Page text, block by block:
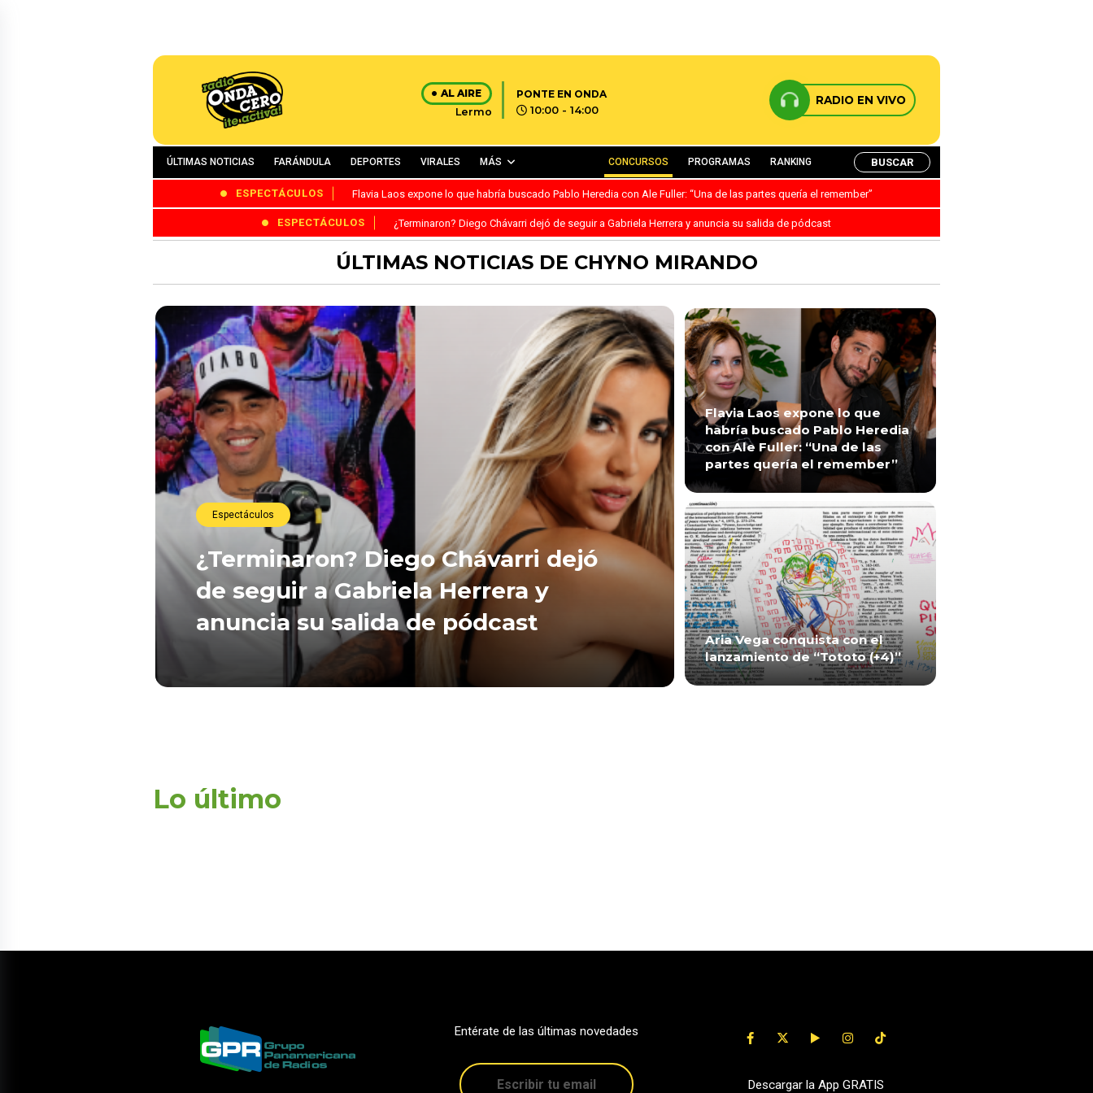
AL AIRE
Lermo
PONTE EN ONDA
10:00 - 14:00
RADIO EN VIVO
ÚLTIMAS NOTICIAS FARÁNDULA DEPORTES VIRALES MÁS CONCURSOS PROGRAMAS RANKING BUSCAR
ESPECTÁCULOS Flavia Laos expone lo que habría buscado Pablo Heredia con Ale Fuller: “Una de las partes quería el remember”
ESPECTÁCULOS ¿Terminaron? Diego Chávarri dejó de seguir a Gabriela Herrera y anuncia su salida de pódcast
ÚLTIMAS NOTICIAS DE CHYNO MIRANDO
Espectáculos
¿Terminaron? Diego Chávarri dejó
de seguir a Gabriela Herrera y
anuncia su salida de pódcast
Flavia Laos expone lo que
habría buscado Pablo Heredia
con Ale Fuller: “Una de las
partes quería el remember”
Aria Vega conquista con el
lanzamiento de “Tototo (+4)”
Lo último
Entérate de las últimas novedades
Descargar la App GRATIS